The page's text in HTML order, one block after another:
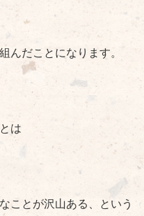
んだことになります。
は
ことが沢山ある、という